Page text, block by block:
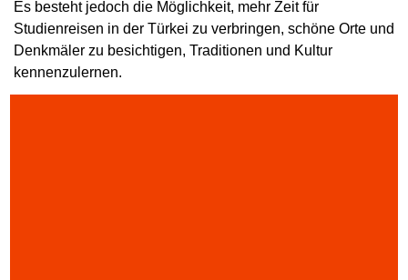
Es besteht jedoch die Möglichkeit, mehr Zeit für
Studienreisen in der Türkei zu verbringen, schöne Orte und
Denkmäler zu besichtigen, Traditionen und Kultur
kennenzulernen.